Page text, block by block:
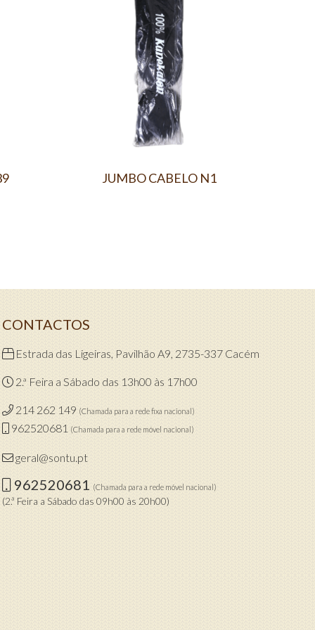
JUMBO CABELO N1
CONTACTOS
Estrada das Ligeiras, Pavilhão A9, 2735-337 Cacém
2.ª Feira a Sábado das 13h00 às 17h00
214 262 149 (Chamada para a rede fixa nacional)
962520681 (Chamada para a rede móvel nacional)
geral@sontu.pt
962520681 (Chamada para a rede móvel nacional)
(2.ª Feira a Sábado das 09h00 às 20h00)